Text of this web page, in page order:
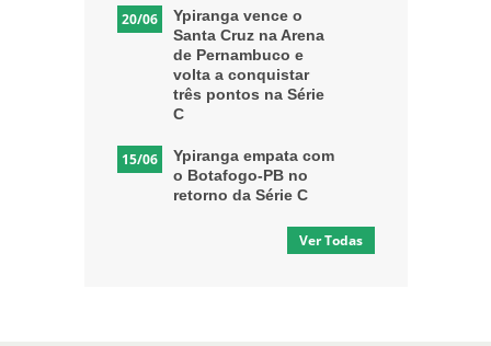
20/06
Ypiranga vence o
Santa Cruz na Arena
de Pernambuco e
volta a conquistar
três pontos na Série
C
15/06
Ypiranga empata com
o Botafogo-PB no
retorno da Série C
Ver Todas